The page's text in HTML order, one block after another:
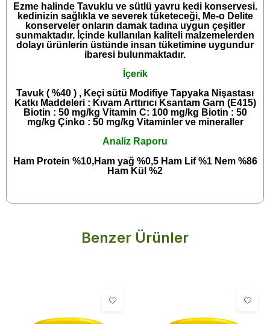
Ezme halinde Tavuklu ve sütlü yavru kedi konservesi.
kedinizin sağlıkla ve severek tüketeceği, Me-o Delite
konserveler onların damak tadına uygun çeşitler
sunmaktadır. İçinde kullanılan kaliteli malzemelerden
dolayı ürünlerin üstünde insan tüketimine uygundur
ibaresi bulunmaktadır.
İçerik
Tavuk ( %40 ) , Keçi sütü Modifiye Tapyaka Nişastası
Katkı Maddeleri : Kıvam Arttırıcı Ksantam Garn (E415)
Biotin : 50 mg/kg Vitamin C: 100 mg/kg Biotin : 50
mg/kg Çinko : 50 mg/kg Vitaminler ve mineraller
Analiz Raporu
Ham Protein %10,Ham yağ %0,5 Ham Lif %1 Nem %86
Ham Kül %2
Benzer Ürünler